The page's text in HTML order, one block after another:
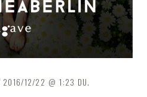
2016/12/22 1:23 DU.